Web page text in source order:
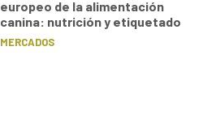
europeo de la alimentación
canina: nutrición y etiquetado
MERCADOS